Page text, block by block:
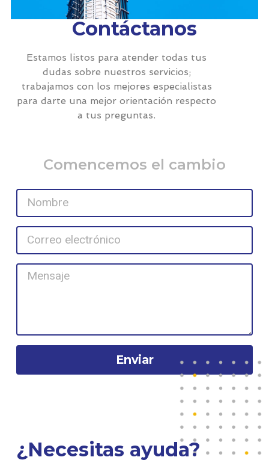
Contáctanos
Estamos listos para atender todas tus
dudas sobre nuestros servicios;
trabajamos con los mejores especialistas
para darte una mejor orientación respecto
a tus preguntas.
Comencemos el cambio
Enviar
¿Necesitas ayuda?